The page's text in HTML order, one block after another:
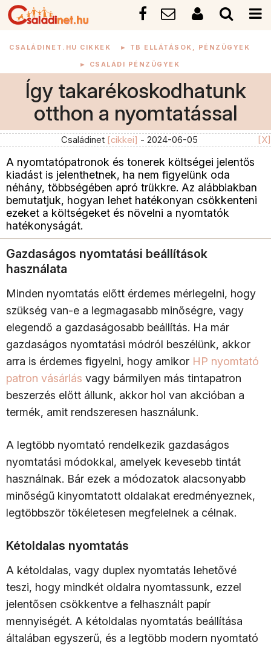
CSALÁDINET.HU CIKKEK ► TB ELLÁTÁSOK, PÉNZÜGYEK
► CSALÁDI PÉNZÜGYEK
Így takarékoskodhatunk
otthon a nyomtatással
Családinet [cikkei] - 2024-06-05 [X]
A nyomtatópatronok és tonerek költségei jelentős
kiadást is jelenthetnek, ha nem figyelünk oda
néhány, többségében apró trükkre. Az alábbiakban
bemutatjuk, hogyan lehet hatékonyan csökkenteni
ezeket a költségeket és növelni a nyomtatók
hatékonyságát.
Gazdaságos nyomtatási beállítások
használata
Minden nyomtatás előtt érdemes mérlegelni, hogy
szükség van-e a legmagasabb minőségre, vagy
elegendő a gazdaságosabb beállítás. Ha már
gazdaságos nyomtatási módról beszélünk, akkor
arra is érdemes figyelni, hogy amikor HP nyomtató
patron vásárlás vagy bármilyen más tintapatron
beszerzés előtt állunk, akkor hol van akcióban a
termék, amit rendszeresen használunk.
A legtöbb nyomtató rendelkezik gazdaságos
nyomtatási módokkal, amelyek kevesebb tintát
használnak. Bár ezek a módozatok alacsonyabb
minőségű kinyomtatott oldalakat eredményeznek,
legtöbbször tökéletesen megfelelnek a célnak.
Kétoldalas nyomtatás
A kétoldalas, vagy duplex nyomtatás lehetővé
teszi, hogy mindkét oldalra nyomtassunk, ezzel
jelentősen csökkentve a felhasznált papír
mennyiségét. A kétoldalas nyomtatás beállítása
általában egyszerű, és a legtöbb modern nyomtató